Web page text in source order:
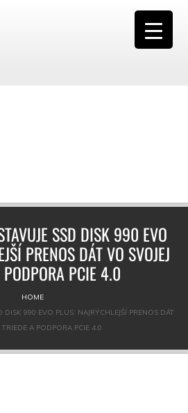
SSD DISK 990 EVO
PRENOS DÁT VO SVOJEJ
PCIE 4.0
HOME
DISK 990 EVO PLUS: NAJRÝCHLEJŠÍ PRENOS DÁT
TRIEDE A PODPORA PCIE 4.0